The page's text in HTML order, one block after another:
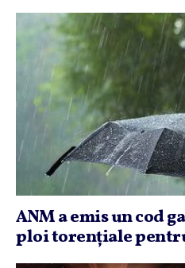
ANM a emis un cod
ploi torenţiale